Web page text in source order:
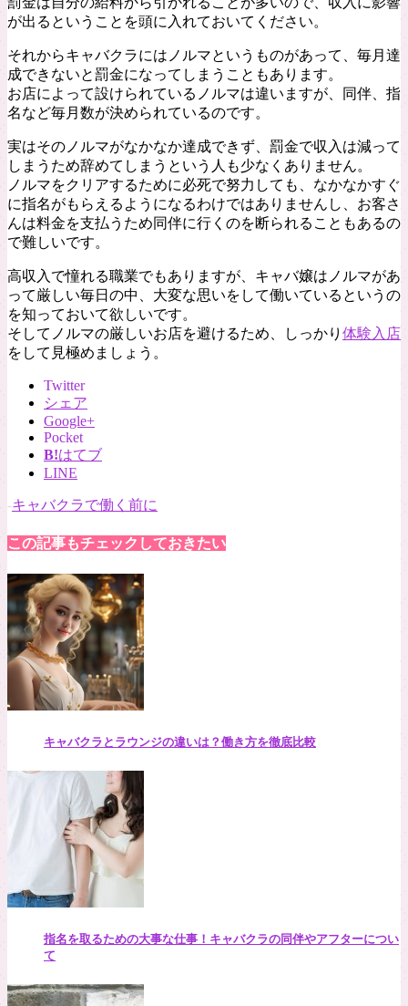
が出るということを頭に入れておいてください。
それからキャバクラにはノルマというものがあって、毎月達
成できないと罰金になってしまうこともあります。
お店によって設けられているノルマは違いますが、同伴、指
名など毎月数が決められているのです。
実はそのノルマがなかなか達成できず、罰金で収入は減って
しまうため辞めてしまうという人も少なくありません。
ノルマをクリアするために必死で努力しても、なかなかすぐ
に指名がもらえるようになるわけではありませんし、お客さ
んは料金を支払うため同伴に行くのを断られることもあるの
で難しいです。
高収入で憧れる職業でもありますが、キャバ嬢はノルマがあ
って厳しい毎日の中、大変な思いをして働いているというの
を知っておいて欲しいです。
そしてノルマの厳しいお店を避けるため、しっかり 体験入店
をして見極めましょう。
Twitter
シェア
Google+
Pocket
B!はてブ
LINE
-キャバクラで働く前に
この記事もチェックしておきたい
キャバクラとラウンジの違いは？働き方を徹底比較
指名を取るための大事な仕事！キャバクラの同伴やアフターについ
て